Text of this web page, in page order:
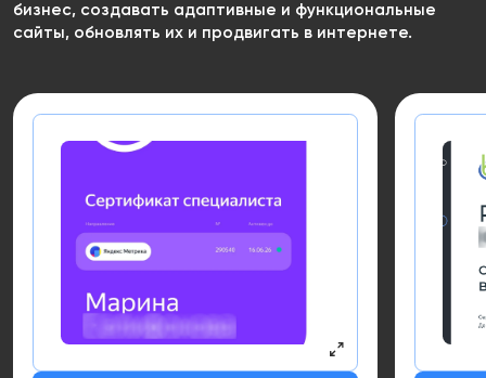
бизнес, создавать адаптивные и функциональные
сайты, обновлять их и продвигать в интернете.